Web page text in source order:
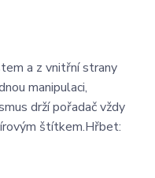
a z vnitřní strany
manipulaci,
drží pořadač vždy
štítkem.Hřbet: